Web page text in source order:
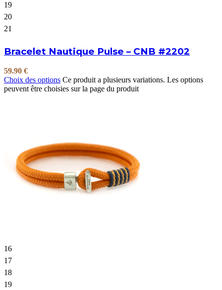
19
20
21
Bracelet Nautique Pulse – CNB #2202
59.90 €
Choix des options Ce produit a plusieurs variations. Les options
peuvent être choisies sur la page du produit
16
17
18
19